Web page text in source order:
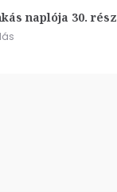
naplója 30. rész